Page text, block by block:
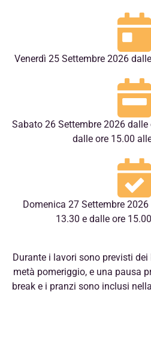
Venerdì 25 Settembre 2026
Sabato 26 Settembre 2026
dalle ore 15.00
Domenica 27 Settembre
13.30 e dalle ore
Durante i lavori sono previsti
metà pomeriggio, e una pausa
break e i pranzi sono inclusi